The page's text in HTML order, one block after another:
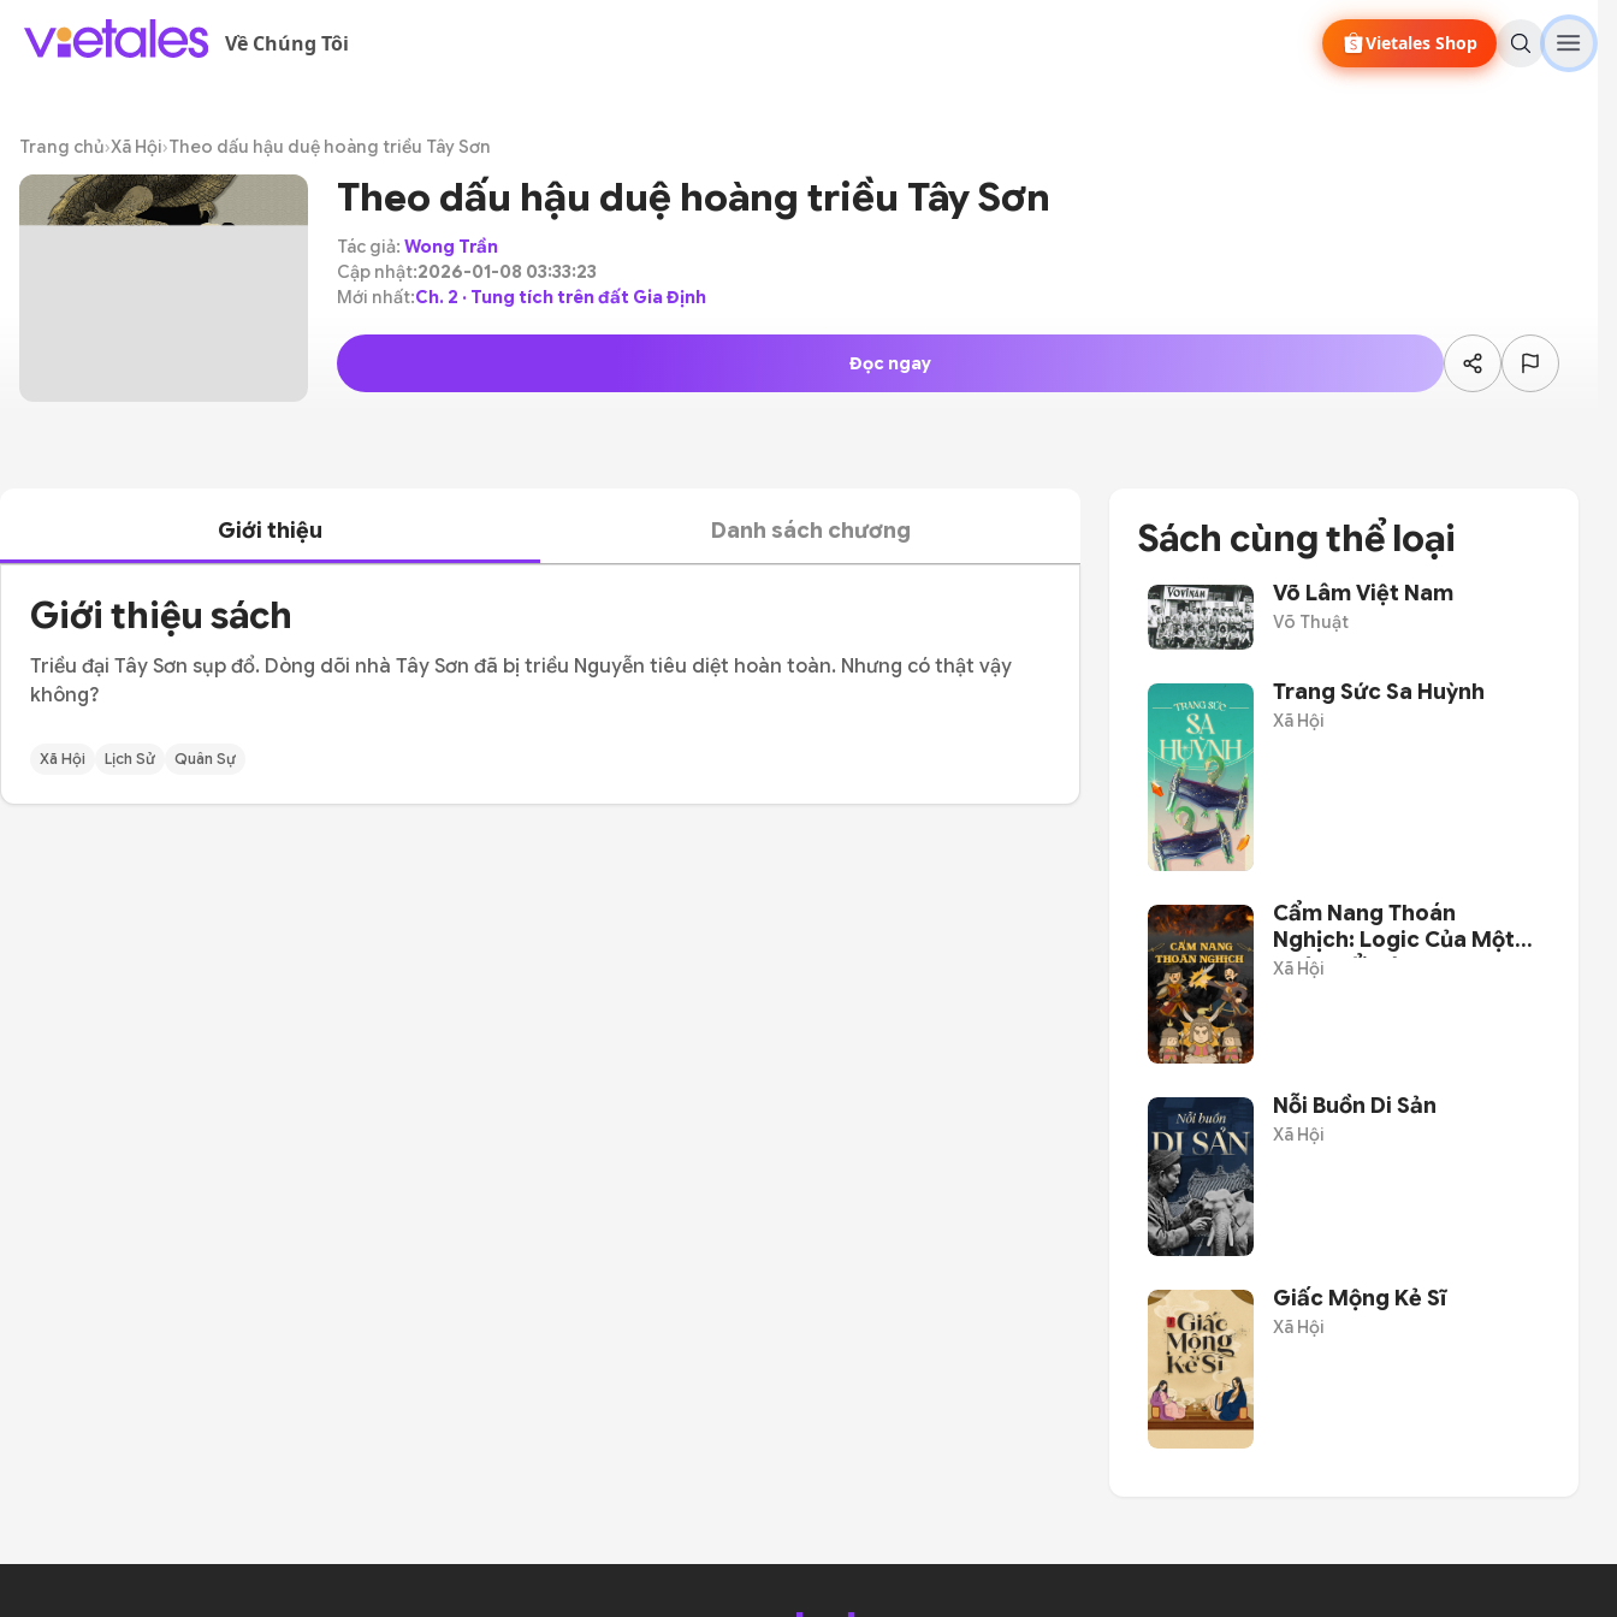
Về Chúng Tôi Vietales Shop
Trang chủ›Xã Hội›Theo dấu hậu duệ hoàng triều Tây Sơn
Theo dấu hậu duệ hoàng triều Tây Sơn
Tác giả: Wong Trần
Cập nhật:2026-01-08 03:33:23
Mới nhất:Ch. 2 · Tung tích trên đất Gia Định
Đọc ngay
Giới thiệu Danh sách chương
Giới thiệu sách
Triều đại Tây Sơn sụp đổ. Dòng dõi nhà Tây Sơn đã bị triều Nguyễn tiêu diệt hoàn toàn. Nhưng có thật vậy
không?
Xã Hội Lịch Sử Quân Sự
Sách cùng thể loại
Võ Lâm Việt Nam
Võ Thuật
Trang Sức Sa Huỳnh
Xã Hội
Cẩm Nang Thoán
Nghịch: Logic Của Một
Cuộc Nổi Dậy
Xã Hội
Nỗi Buồn Di Sản
Xã Hội
Giấc Mộng Kẻ Sĩ
Xã Hội